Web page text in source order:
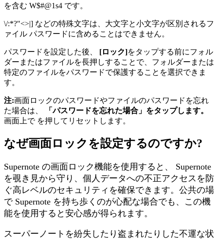
を含む W$#@1s4 です。
\/:*?"<>|] などの特殊文字は 大文字と小文字が区別 されるフ
ァイ ル パス ワー ドに含める こ と はでき ま せん。
パス ワー ド を設定 した後 [ロ ック]をタ ップする前にフ ォ ル
ダー ま たはフ ァイ ルを長押 しする こ と で、 フ ォ ルダー ま たは
特定のフ ァイ ルをパス ワー ドで保護する こ と を選択でき ま
す。
注:画面ロ ッ クのパス ワー ドやフ ァイ ルのパス ワー ド を忘れ
た場合は 「パスワー ドを忘れた場合 」 をタ ップし ます。
画面 上で を押 して リ セッ ト し ま す。
なぜ画面 ロ ッ ク を設定するのですか?
Supernote の画面 ロ ッ ク機能を使用する と 、
Supernote
を覗き 見から守 り 、 個 人 データへの不正アク セス を 防
ぐ高レベルのセキ ュ リ テ ィ を確保でき ま す。 公共の場
で Supernote を持ち歩 く のが心配な場合でも 、 この機
能を使用する と 安心感が得られま す。
スーパー ノ ー ト を紛失 し た り 盗 ま れた り し た不運な状